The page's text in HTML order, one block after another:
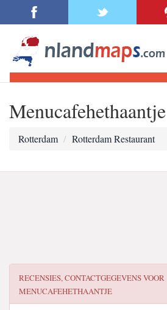
Menucafehethaantje
Rotterdam Rotterdam Restaurant
RECENSIES, CONTACTGEGEVENS VOOR
MENUCAFEHETHAANTJE